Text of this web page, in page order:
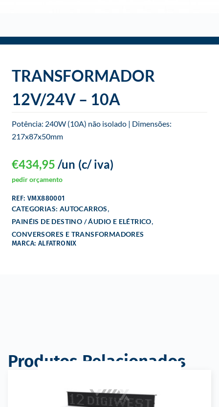
TRANSFORMADOR
12V/24V – 10A
Potência: 240W (10A) não isolado | Dimensões:
217x87x50mm
€434,95 (c/ iva)
/un
pedir orçamento
REF: VMX880001
CATEGORIAS: AUTOCARROS,
PAINÉIS DE DESTINO / ÁUDIO E ELÉTRICO,
CONVERSORES E TRANSFORMADORES
MARCA: ALFATRONIX
Produtos Relacionados